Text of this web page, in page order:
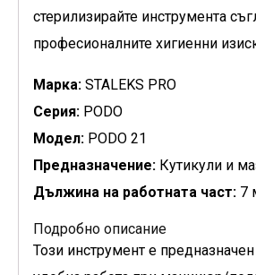
стерилизирайте инструмента
професионалните хигиенни
Марка: STALEKS PRO
Серия: PODO
Модел: PODO 21
Предназначение: Кутикули и
Дължина на работната част: 7
Подробно описание
Този инструмент е